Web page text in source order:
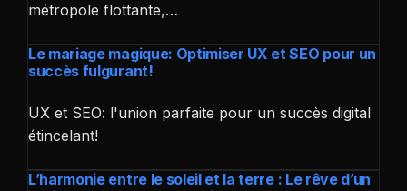
métropole flottante,…
Le mariage magique: Optimiser UX et SEO pour un
succès fulgurant!
UX et SEO: l'union parfaite pour un succès digital
étincelant!
L’harmonie entre le soleil et la terre : Le rêve d’un